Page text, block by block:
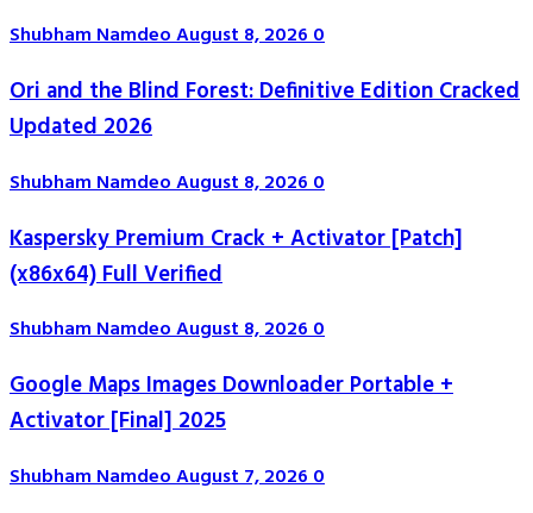
Shubham NamdeoAugust 8, 20260
Ori and the Blind Forest: Definitive Edition Cracked
Updated 2026
Shubham NamdeoAugust 8, 20260
Kaspersky Premium Crack + Activator [Patch]
(x86x64) Full Verified
Shubham NamdeoAugust 8, 20260
Google Maps Images Downloader Portable +
Activator [Final] 2025
Shubham NamdeoAugust 7, 20260